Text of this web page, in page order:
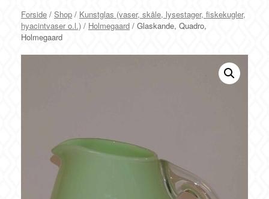
Forside / Shop / Kunstglas (vaser, skåle, lysestager, fiskekugler,
hyacintvaser o.l.) / Holmegaard / Glaskande, Quadro,
Holmegaard